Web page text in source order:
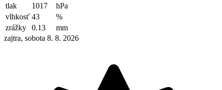
tlak
1017
hPa
vlhkosť 43
%
zrážky
0.13
mm
zajtra, sobota 8. 8. 2026